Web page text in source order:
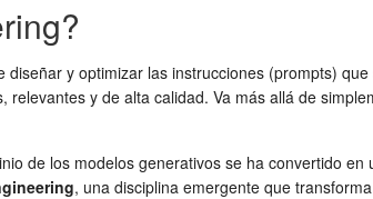
diseñar y optimizar las instrucciones (prompts)
y de alta calidad. Va más allá de
de los modelos generativos se ha convertido
, una disciplina emergente que